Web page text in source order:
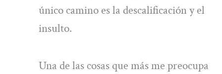
único camino es la descalificación y el
insulto.
Una de las cosas que más me preocupa